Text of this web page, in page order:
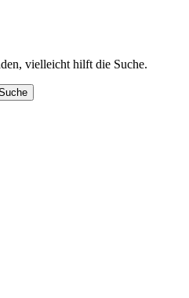
vielleicht hilft die Suche.